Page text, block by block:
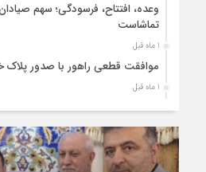
وعده، افتتاح، فرسودگی؛ سهم
تماشاست
1 ماه قبل
موافقت قطعی راهور با صدور پلاک
1 ماه قبل
حضور میدانی واحد ثبتی دیر در
رایگان برای کاهش مراجعات مردمی
1 ماه قبل
دبیر ستاد بزرگداشت هفته دولت